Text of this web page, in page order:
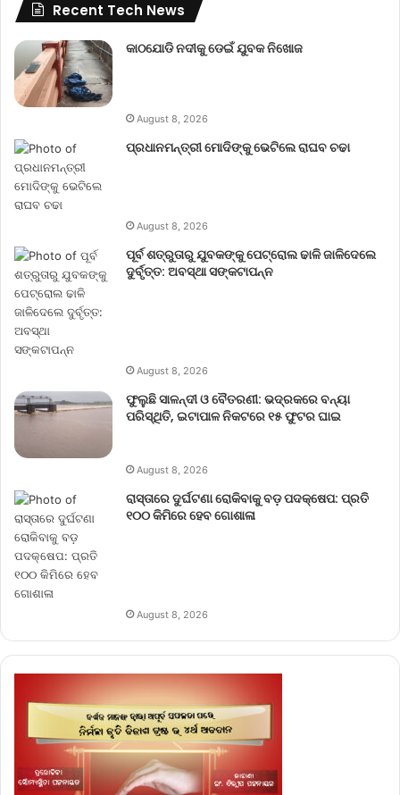
Recent Tech News
କାଠଯୋଡି ନଦୀକୁ ଡେଇଁ ଯୁବକ ନିଖୋଜ
August 8, 2026
ପ୍ରଧାନମନ୍ତ୍ରୀ ମୋଦିଙ୍କୁ ଭେଟିଲେ ରାଘବ ଚଢା
August 8, 2026
ପୂର୍ବ ଶତ୍ରୁତାରୁ ଯୁବକଙ୍କୁ ପେଟ୍ରୋଲ ଢାଳି ଜାଳିଦେଲେ
ଦୁର୍ବୃତ୍ତ: ଅବସ୍ଥା ସଙ୍କଟାପନ୍ନ
August 8, 2026
ଫୁଲୁଛି ସାଳନ୍ଦୀ ଓ ବୈତରଣୀ: ଭଦ୍ରକରେ ବନ୍ୟା
ପରିସ୍ଥିତି, ଇଟାପାଳ ନିକଟରେ ୧୫ ଫୁଟର ଘାଇ
August 8, 2026
ରାସ୍ତାରେ ଦୁର୍ଘଟଣା ରୋକିବାକୁ ବଡ଼ ପଦକ୍ଷେପ: ପ୍ରତି
୧୦୦ କିମିରେ ହେବ ଗୋଶାଳା
August 8, 2026